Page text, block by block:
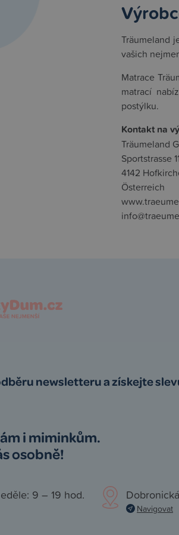
Träumeland
vašich
Matrace
matrací
postýlku.
Kontakt na
Träumeland
Sportstrasse
4142
Österreich
newsletteru a získejte
i miminkům.
osobně!
9 – 19 hod.
Navigovat